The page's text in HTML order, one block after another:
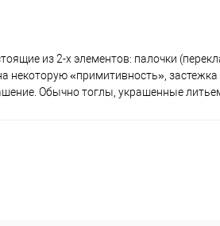
из 2-х элементов: палочки
некоторую «примитивность»,
Обычно тоглы, украшенные